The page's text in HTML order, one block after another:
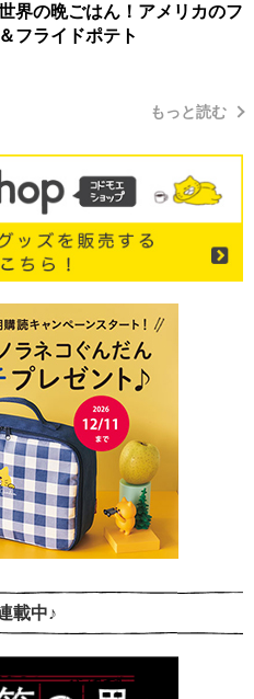
界の晩ごはん！アメリカのフ
フライドポテト
もっと読む
載中♪